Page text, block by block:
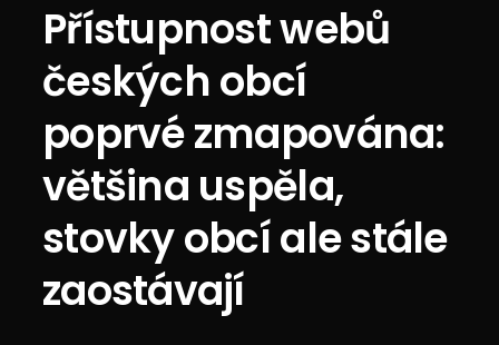
Přístupnost webů
českých obcí
poprvé zmapována:
většina uspěla,
stovky obcí ale stále
zaostávají